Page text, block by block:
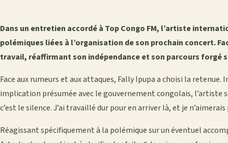
Dans un entretien accordé à Top Congo FM, l’artiste
polémiques liées à l’organisation de son prochain concert.
travail, réaffirmant son indépendance et son parcours forgé
Face aux rumeurs et aux attaques, Fally Ipupa a choisi la
implication présumée avec le gouvernement congolais, l’artiste
c’est le silence. J’ai travaillé dur pour en arriver là, et je
Réagissant spécifiquement à la polémique sur un éventuel